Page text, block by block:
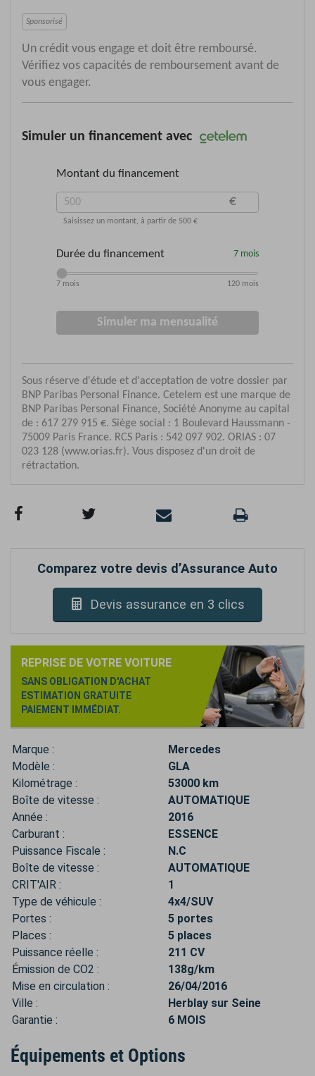
Comparez votre devis d’Assurance Auto
Devis assurance en 3 clics
REPRISE DE VOTRE VOITURE
SANS OBLIGATION D'ACHAT
ESTIMATION GRATUITE
PAIEMENT IMMÉDIAT.
Marque :
Mercedes
Modèle :
GLA
Kilométrage :
53000 km
Boîte de vitesse :
AUTOMATIQUE
Année :
2016
Carburant :
ESSENCE
Puissance Fiscale :
N.C
Boîte de vitesse :
AUTOMATIQUE
CRIT'AIR :
1
Type de véhicule :
4x4/SUV
Portes :
5 portes
Places :
5 places
Puissance réelle :
211 CV
Émission de CO2 :
138g/km
Mise en circulation :
26/04/2016
Ville :
Herblay sur Seine
Garantie :
6 MOIS
Équipements et Options